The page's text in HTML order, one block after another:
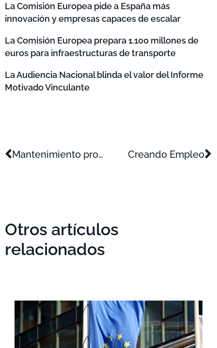
La Comisión Europea pide a España más
innovación y empresas capaces de escalar
La Comisión Europea prepara 1.100 millones de
euros para infraestructuras de transporte
La Audiencia Nacional blinda el valor del Informe
Motivado Vinculante
Mantenimiento productivo total TPM Creando Empleo
Otros artículos
relacionados